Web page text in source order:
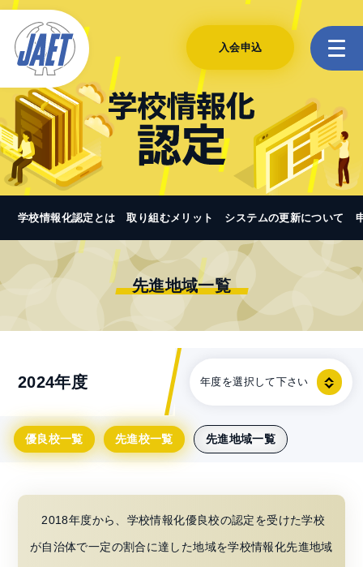
入会申込
学校情報化認定とは 取り組むメリット システムの更新について
先進地域一覧
年度を選択して下さい
2026年度
2023年度
2022年度
2024年度
優良校一覧 先進校一覧 先進地域一覧
2018年度から、学校情報化優良校の認定を受けた学校
が自治体で一定の割合に達した地域を学校情報化先進地域